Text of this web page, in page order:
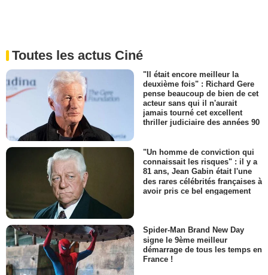
Toutes les actus Ciné
"Il était encore meilleur la
deuxième fois" : Richard Gere
pense beaucoup de bien de cet
acteur sans qui il n'aurait
jamais tourné cet excellent
thriller judiciaire des années 90
"Un homme de conviction qui
connaissait les risques" : il y a
81 ans, Jean Gabin était l'une
des rares célébrités françaises à
avoir pris ce bel engagement
Spider-Man Brand New Day
signe le 9ème meilleur
démarrage de tous les temps en
France !